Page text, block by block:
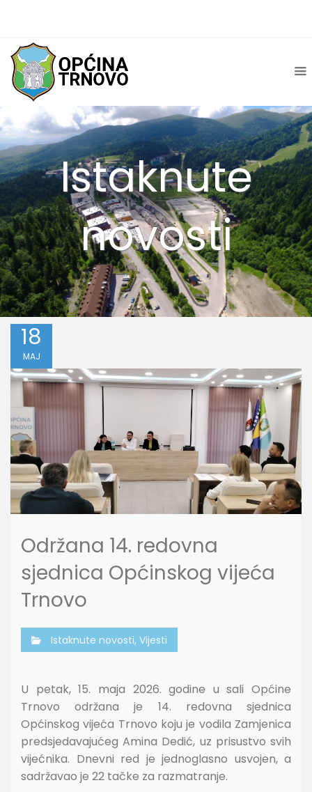
Istaknute
novosti
18
MAJ
Održana 14. redovna
sjednica Općinskog vijeća
Trnovo
Istaknute novosti, Vijesti
U petak, 15. maja 2026. godine u sali Općine
Trnovo održana je 14. redovna sjednica
Općinskog vijeća Trnovo koju je vodila Zamjenica
predsjedavajućeg Amina Dedić, uz prisustvo svih
vijećnika. Dnevni red je jednoglasno usvojen, a
sadržavao je 22 tačke za razmatranje.